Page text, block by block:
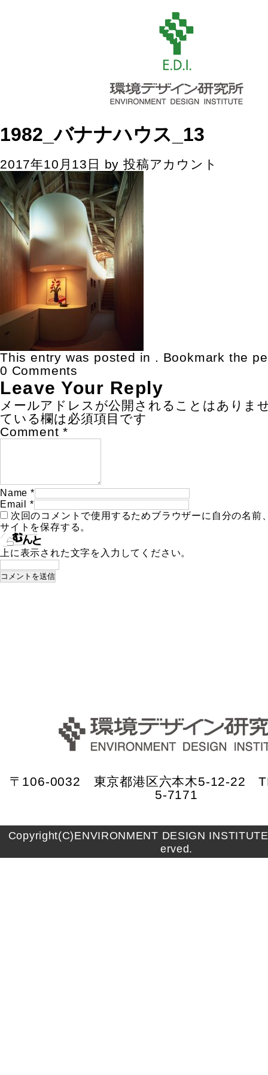
1982_バナナハウス_13
2017年10月13日 by投稿アカウント
This entry was posted in . Bookmark the
0 Comments
Leave Your Reply
メールアドレスが公開されることはありま
ている欄は必須項目です
Comment *
Name *
Email
*
次回のコメントで使用するためブラウザーに自分の名前
サイトを保存する。
上に表示された文字を入力してください。
〒106-0032 東京都港区六本木5-12-22
5-7171
Copyright(C)ENVIRONMENT DESIGN
erved.